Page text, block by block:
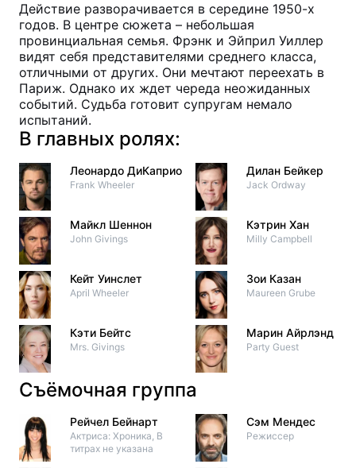
Действие разворачивается в середине 1950-х
годов. В центре сюжета – небольшая
провинциальная семья. Фрэнк и Эйприл Уиллер
видят себя представителями среднего класса,
отличными от других. Они мечтают переехать в
Париж. Однако их ждет череда неожиданных
событий. Судьба готовит супругам немало
испытаний.
В главных ролях:
Леонардо ДиКаприо
Frank Wheeler
Майкл Шеннон
John Givings
Кейт Уинслет
April Wheeler
Кэти Бейтс
Mrs. Givings
Дилан Бейкер
Jack Ordway
Кэтрин Хан
Milly Campbell
Зои Казан
Maureen Grube
Марин Айрлэнд
Party Guest
Съёмочная группа
Рейчел Бейнарт
Актриса: Хроника, В
титрах не указана
Сэм Мендес
Режиссер